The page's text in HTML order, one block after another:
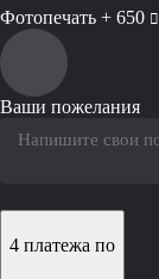
Фотопечать + 650
Ваши пожелания
4 платежа по